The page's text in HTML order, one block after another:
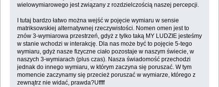
wielowymiarowego jest związany z rozdzielczością naszej percepcji.
I tutaj bardzo łatwo można wejść w pojęcie wymiaru w sensie
matriksowskiej alternatywnej rzeczywistości. Nomen omen jest to
znów 3-wymiarowa przestrzeń, gdyż z tylko taką MY LUDZIE jesteśmy
w stanie wchodzi w interakcję. Dla nas może być to pojęcie 5-tego
wymiaru, gdyż nasze fizyczne ciało pozostaje w naszym świecie, w
naszych 3-wymiarach (plus czas). Nasza świadomość przechodzi
jednak do innego wymiaru, w którym zaczyna się poruszać. W tym
momencie zaczynamy się przecież poruszać w wymiarze, którego z
zewnątrz nie widać, prawda?Uffff